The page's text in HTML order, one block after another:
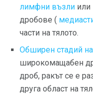
лимфни възли или
дробове (
части на тялото.
Обширен стадий
широкомащабен
дроб, ракът се е
друга област на